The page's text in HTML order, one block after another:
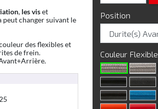
, les viset
peut changer suivant le
des flexibles et
de frein.
Position
Couleur Flexible